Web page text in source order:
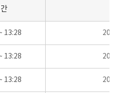
13:28
13:28
13:28